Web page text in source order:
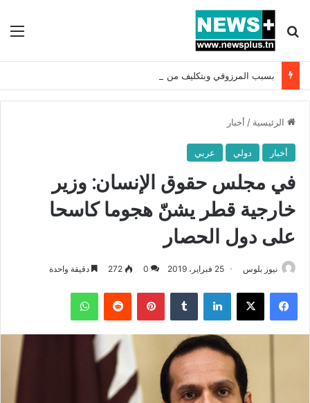
بحث عن
الرئيسية / أخبار
أخبار دولي عربي
في مجلس حقوق الإنسان: وزير
خارجية قطر يشنّ هجوما كاسحا
على دول الحصار
نيوز بلوس 25 فبراير، 2019 0
272 دقيقة واحدة
فيسبوك X لينكدإن بينتيريست واتساب